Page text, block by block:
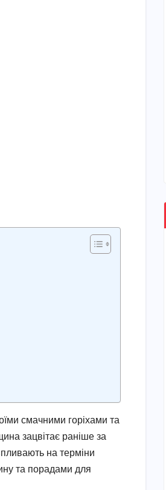
смачними горіхами та
зацвітає раніше за
на терміни
та порадами для